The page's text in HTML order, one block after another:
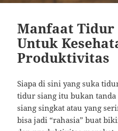
Manfaat Tidur
Untuk
Produktivitas
Siapa di sini yang suka
tidur siang itu bukan
siang singkat atau yang
bisa jadi “rahasia” buat